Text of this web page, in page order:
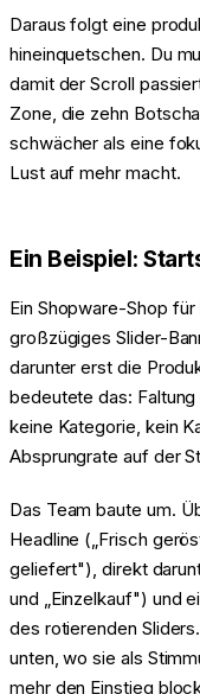
Daraus folgt eine
hineinquetschen. Du
damit der Scroll
Zone, die zehn
schwächer als eine
Lust auf mehr macht.
Ein Beispiel:
Ein Shopware-Shop
großzügiges Slider-
darunter erst die
bedeutete das:
keine Kategorie, kein
Absprungrate auf der
Das Team baute um.
Headline („Frisch
geliefert"), direkt
und „Einzelkauf") und
des rotierenden
unten, wo sie als
mehr den Einstieg